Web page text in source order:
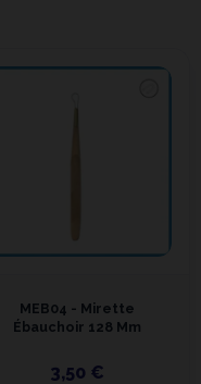
MEB04 - Mirette
Ébauchoir 128 Mm
3,50 €